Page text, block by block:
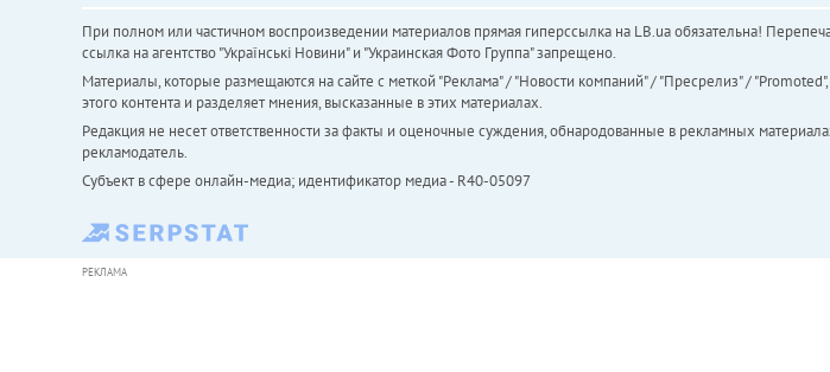
При полном или частичном воспроизведении материалов прямая гиперссылка на LB.ua обязательна!
ссылка на агентство "Українськi Новини" и "Украинская Фото Группа" запрещено.
Материалы, которые размещаются на сайте с меткой "Реклама" / "Новости компаний" / "Пресрелиз" /
этого контента и разделяет мнения, высказанные в этих материалах.
Редакция не несет ответственности за факты и оценочные суждения, обнародованные в рекламных
рекламодатель.
Субъект в сфере онлайн-медиа; идентификатор медиа - R40-05097
РЕКЛАМА